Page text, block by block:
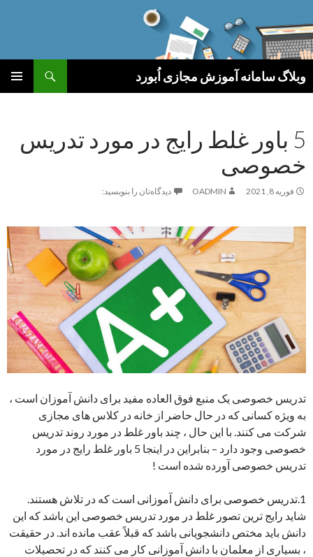
وبلاگ سامانه آموزش مجازی اُبورد
جست‌وجو
رفتن
5 باور غلط رایج در مورد تدریس
خصوصی
فوریه 8, 2021 OADMIN دیدگاه‌تان را بنویسید:
تدریس خصوصی یک منبع فوق العاده مفید برای دانش آموزان است ،
به ویژه کسانی که در حال حاضر از خانه در کلاس های مجازی
شرکت می کنند. با این حال ، چند باور غلط در مورد روند تدریس
خصوصی وجود دارد – بنابراین در اینجا 5 باور غلط رایج در مورد
تدریس خصوصی آورده شده است !
1.تدریس خصوصی برای دانش آموزانی است که در تلاش هستند.
شاید رایج ترین تصور غلط در مورد تدریس خصوصی این باشد که این
دانش باید مختص دانشجویانی باشد که قبلاً عقب مانده اند. در حقیقت
، بسیاری از معلمان با دانش آموزانی کار می کنند که در تحصیلات